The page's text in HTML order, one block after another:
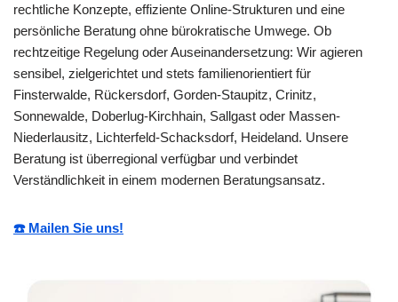
rechtliche Konzepte, effiziente Online-Strukturen und eine
persönliche Beratung ohne bürokratische Umwege. Ob
rechtzeitige Regelung oder Auseinandersetzung: Wir agieren
sensibel, zielgerichtet und stets familienorientiert für
Finsterwalde, Rückersdorf, Gorden-Staupitz, Crinitz,
Sonnewalde, Doberlug-Kirchhain, Sallgast oder Massen-
Niederlausitz, Lichterfeld-Schacksdorf, Heideland. Unsere
Beratung ist überregional verfügbar und verbindet
Verständlichkeit in einem modernen Beratungsansatz.
☎️ Mailen Sie uns!